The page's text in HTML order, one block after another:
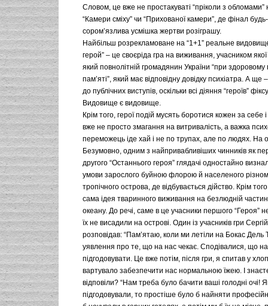
Словом, це вже не простакуваті “пріколи з обломами”
“Камери сміху” чи “Прихованої камери”, де фінал
сором’язлива усмішка жертви розіграшу.
Найбільш розрекламоване на “1+1” реальне
герой” – це своєріда гра на виживання, учасником
який повнолітній громадянин України “при здоровому
пам’яті”, який має відповідну довідку психіатра. А ще
до публічних виступів, оскільки всі діяння “героїв”
Видовище є видовище.
Крім того, герої подій мусять боротися кожен за себе
вже не просто змагання на витривалість, а важка
переможець іде хай і не по трупах, але по людях. На
Безумовно, одним з найпривабливіших чинників як
другого “Останнього героя” глядачі одностайно
умови зарослого буйною флорою й населеного
тропічного острова, де відбувається дійство. Крім
сама ідея тваринного виживання на безлюдній
океану. До речі, саме в це учасники першого “Героя”
їх не висадили на острові. Один із учасників гри
розповідав: “Пам’ятаю, коли ми летіли на Бокас Дель
уявлення про те, що на нас чекає. Сподівалися, що
підгодовувати. Це вже потім, після гри, я спитав у
вартувало забезпечити нас нормальною їжею. І
відповіли? “Нам треба було бачити ваші голодні очі!
підгодовували, то простіше було б найняти